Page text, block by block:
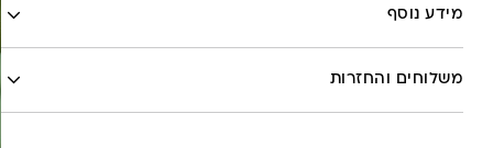
מידע נוסף
משלוחים והחזרות